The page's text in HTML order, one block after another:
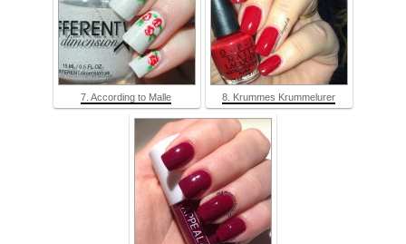
7. According to Malle 8. Krummes Krummelurer